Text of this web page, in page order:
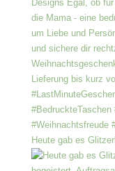
Heute gab es